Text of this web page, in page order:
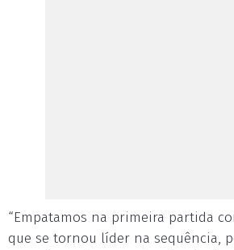
“Empatamos na primeira partida
que se tornou líder na sequência,